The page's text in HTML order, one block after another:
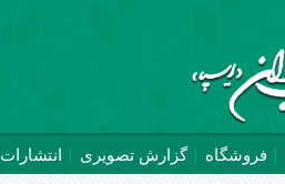
انتشارات گزارش تصویری فروشگاه